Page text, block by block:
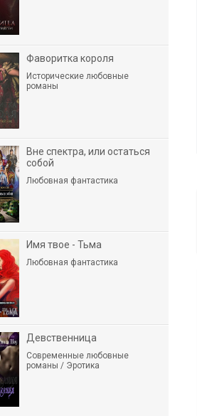
Фаворитка короля
Исторические любовные
романы
Вне спектра, или остаться
собой
Любовная фантастика
Имя твое - Тьма
Любовная фантастика
Девственница
Современные любовные
романы / Эротика